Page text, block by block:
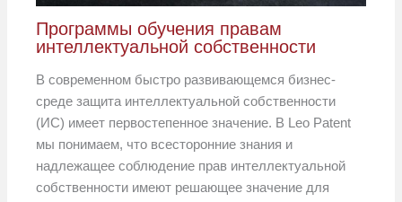
Программы обучения правам
интеллектуальной собственности
В современном быстро развивающемся бизнес-
среде защита интеллектуальной собственности
(ИС) имеет первостепенное значение. В Leo Patent
мы понимаем, что всесторонние знания и
надлежащее соблюдение прав интеллектуальной
собственности имеют решающее значение для